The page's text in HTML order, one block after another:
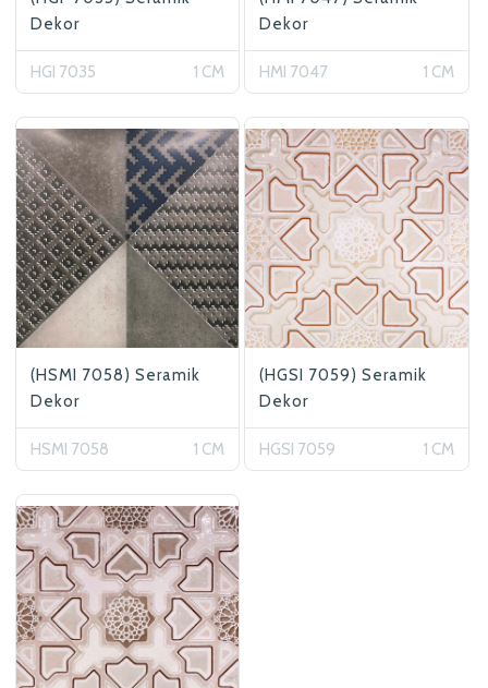
Dekor
HGI 7035 1 CM
Dekor
HMI 7047 1 CM
(HSMI 7058) Seramik
Dekor
HSMI 7058 1 CM
(HGSI 7059) Seramik
Dekor
HGSI 7059 1 CM